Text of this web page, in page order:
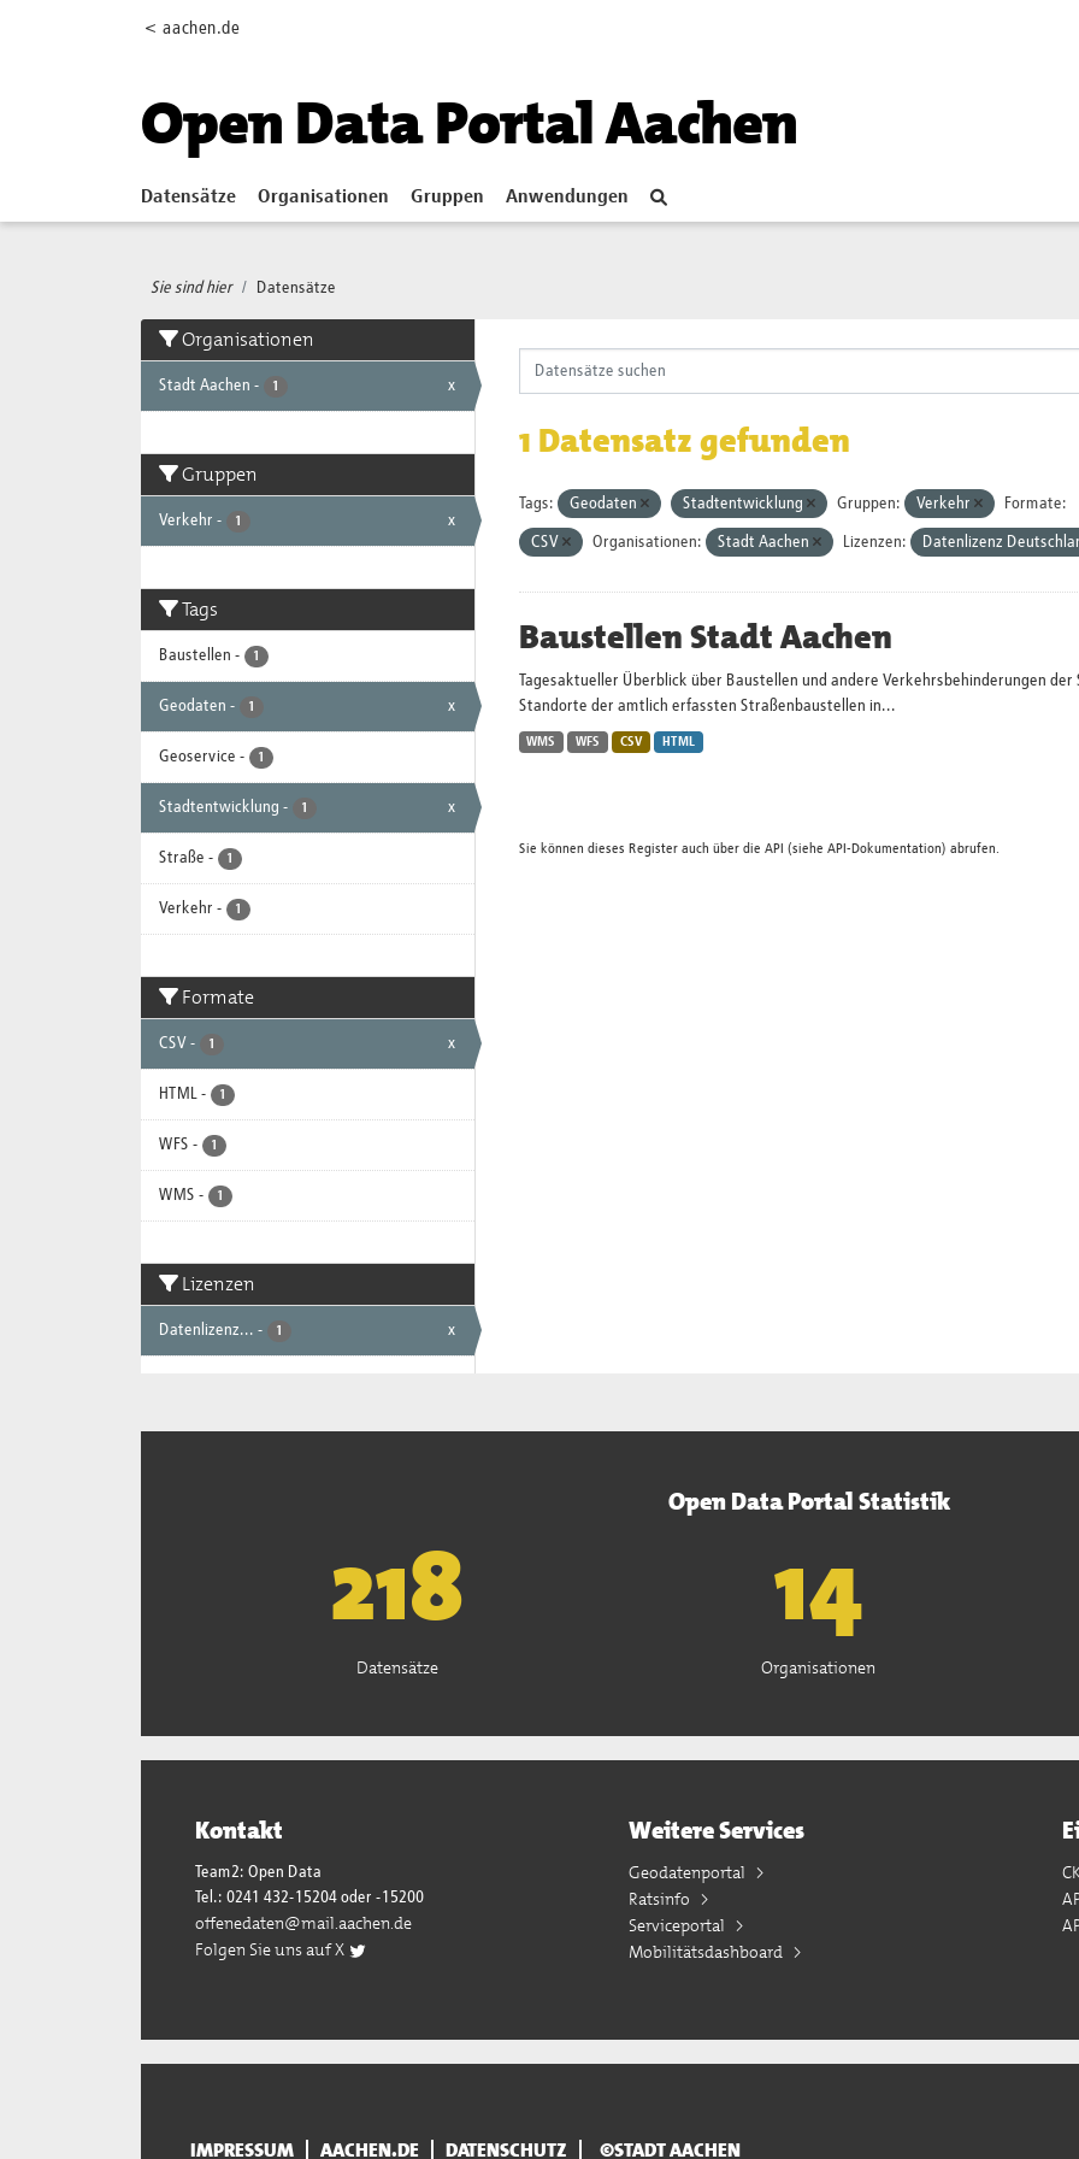
< aachen.de
Open Data Portal Aachen
Datensätze Organisationen Gruppen Anwendungen
Sie sind hier Datensätze
Organisationen
Stadt Aachen - 1 x
Gruppen
Verkehr - 1 x
Tags
Baustellen - 1
Geodaten - 1 x
Geoservice - 1
Stadtentwicklung - 1 x
Straße - 1
Verkehr - 1
Formate
CSV - 1 x
HTML - 1
WFS - 1
WMS - 1
Lizenzen
Datenlizenz... - 1 x
1 Datensatz gefunden
Tags: Geodaten Stadtentwicklung Gruppen: Verkehr Formate:
CSV Organisationen: Stadt Aachen Lizenzen: Datenlizenz
Baustellen Stadt Aachen
Tagesaktueller Überblick über Baustellen und andere Verkehrsbehinderungen
Standorte der amtlich erfassten Straßenbaustellen in...
WMS WFS CSV HTML
Sie können dieses Register auch über die API (siehe API-Dokumentation) abrufen.
Open Data Portal Statistik
221
Datensätze
15
Organisationen
Kontakt
Team2: Open Data
Tel.: 0241 432-15204 oder -15200
offenedaten@mail.aachen.de
Folgen Sie uns auf X
Weitere Services
Geodatenportal
Ratsinfo
Serviceportal
Mobilitätsdashboard
IMPRESSUM AACHEN.DE DATENSCHUTZ ©STADT AACHEN